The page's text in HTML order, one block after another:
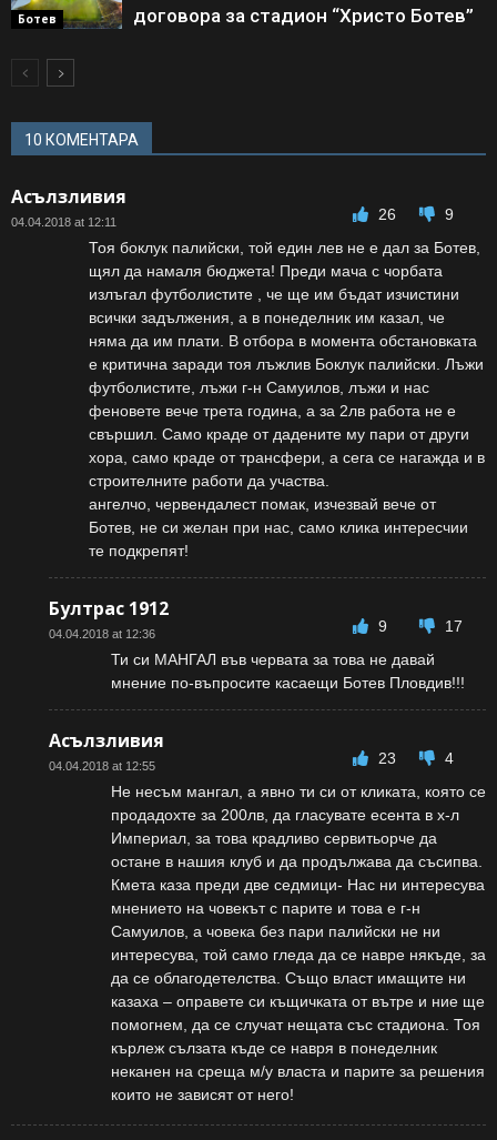
Ботев
договора за стадион “Христо Ботев”
10 КОМЕНТАРА
Асълзливия
04.04.2018 at 12:11 26
9
Тоя боклук палийски, той един лев не е дал за Ботев,
щял да намаля бюджета! Преди мача с чорбата
излъгал футболистите , че ще им бъдат изчистини
всички задължения, а в понеделник им казал, че
няма да им плати. В отбора в момента обстановката
е критична заради тоя лъжлив Боклук палийски. Лъжи
футболистите, лъжи г-н Самуилов, лъжи и нас
феновете вече трета година, а за 2лв работа не е
свършил. Само краде от дадените му пари от други
хора, само краде от трансфери, а сега се нагажда и в
строителните работи да участва.
ангелчо, червендалест помак, изчезвай вече от
Ботев, не си желан при нас, само клика интересчии
те подкрепят!
Бултрас 1912
04.04.2018 at 12:36 9
17
Ти си МАНГАЛ във червата за това не давай
мнение по-въпросите касаещи Ботев Пловдив!!!
Асълзливия
04.04.2018 at 12:55 23
4
Не несъм мангал, а явно ти си от кликата, която се
продадохте за 200лв, да гласувате есента в х-л
Империал, за това крадливо сервитьорче да
остане в нашия клуб и да продължава да съсипва.
Кмета каза преди две седмици- Нас ни интересува
мнението на човекът с парите и това е г-н
Самуилов, а човека без пари палийски не ни
интересува, той само гледа да се навре някъде, за
да се облагодетелства. Също власт имащите ни
казаха – оправете си къщичката от вътре и ние ще
помогнем, да се случат нещата със стадиона. Тоя
кърлеж сълзата къде се навря в понеделник
неканен на среща м/у власта и парите за решения
които не зависят от него!